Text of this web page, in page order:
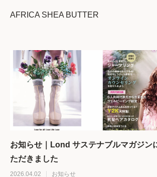
AFRICA SHEA BUTTER
お知らせ｜Lond サステナブルマガジン
ただきました
2026.04.02 お知らせ